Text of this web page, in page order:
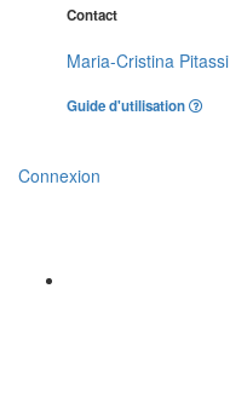
Contact
Maria-Cristina Pitassi
Guide d'utilisation
Connexion